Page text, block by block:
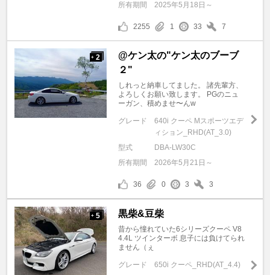
所有期間
2025年5月18日～
2255 1 33 7
+ 2
@ケン太の"ケン太のブーブ
２"
しれっと納車してました。 諸先輩方、
よろしくお願い致します。 PGのニュ
ーガン、積めませ〜んw
グレード
640i クーペ Mスポーツエデ
ィション_RHD(AT_3.0)
型式
DBA-LW30C
所有期間
2026年5月21日～
36 0 3 3
+ 5 黒柴&豆柴
昔から憧れていた6シリーズクーペ V8
4.4L ツインターボ 息子には負けてられ
ません（ぇ
グレード
650i クーペ_RHD(AT_4.4)